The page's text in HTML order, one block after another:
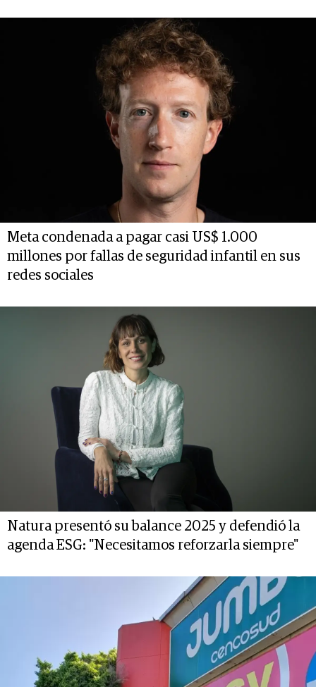
Meta condenada a pagar casi US$ 1.000
millones por fallas de seguridad infantil en sus
redes sociales
Natura presentó su balance 2025 y defendió la
agenda ESG: "Necesitamos reforzarla siempre"